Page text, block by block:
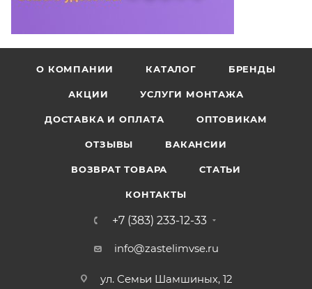
О КОМПАНИИ КАТАЛОГ БРЕНДЫ
АКЦИИ УСЛУГИ МОНТАЖА
ДОСТАВКА И ОПЛАТА ОПТОВИКАМ
ОТЗЫВЫ ВАКАНСИИ
ВОЗВРАТ ТОВАРА СТАТЬИ
КОНТАКТЫ
+7 (383) 233-12-33
info@zastelimvse.ru
ул. Семьи Шамшиных, 12